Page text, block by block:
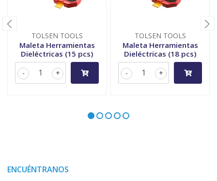
TOLSEN TOOLS
Maleta Herramientas
Dieléctricas (15 pcs)
+
-
TOLSEN TOOLS
Maleta Herramientas
Dieléctricas (18 pcs)
+
-
ENCUÉNTRANOS